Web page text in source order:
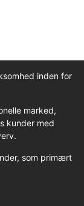
inden for
marked,
kunder med
som primært